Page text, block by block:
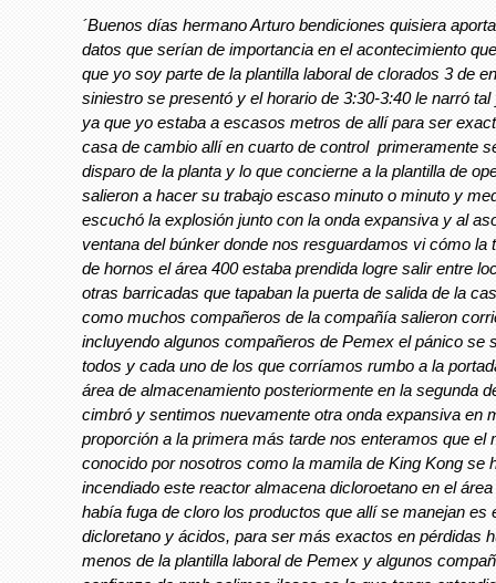
´Buenos días hermano Arturo bendiciones quisiera
datos que serían de importancia en el acontecimiento
que yo soy parte de la plantilla laboral de clorados 3 de
siniestro se presentó y el horario de 3:30-3:40 le narró
ya que yo estaba a escasos metros de allí para ser
casa de cambio allí en cuarto de control primeramente
disparo de la planta y lo que concierne a la plantilla de
salieron a hacer su trabajo escaso minuto o minuto y
escuchó la explosión junto con la onda expansiva y al
ventana del búnker donde nos resguardamos vi cómo la
de hornos el área 400 estaba prendida logre salir entre
otras barricadas que tapaban la puerta de salida de la
como muchos compañeros de la compañía salieron
incluyendo algunos compañeros de Pemex el pánico se
todos y cada uno de los que corríamos rumbo a la
área de almacenamiento posteriormente en la segunda
cimbró y sentimos nuevamente otra onda expansiva en
proporción a la primera más tarde nos enteramos que el
conocido por nosotros como la mamila de King Kong se
incendiado este reactor almacena dicloroetano en el
había fuga de cloro los productos que allí se manejan es
dicloretano y ácidos, para ser más exactos en pérdidas
menos de la plantilla laboral de Pemex y algunos